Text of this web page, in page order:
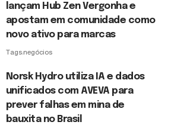
lançam Hub Zen Vergonha e
apostam em comunidade como
novo ativo para marcas
Tags:negócios
Norsk Hydro utiliza IA e dados
unificados com AVEVA para
prever falhas em mina de
bauxita no Brasil